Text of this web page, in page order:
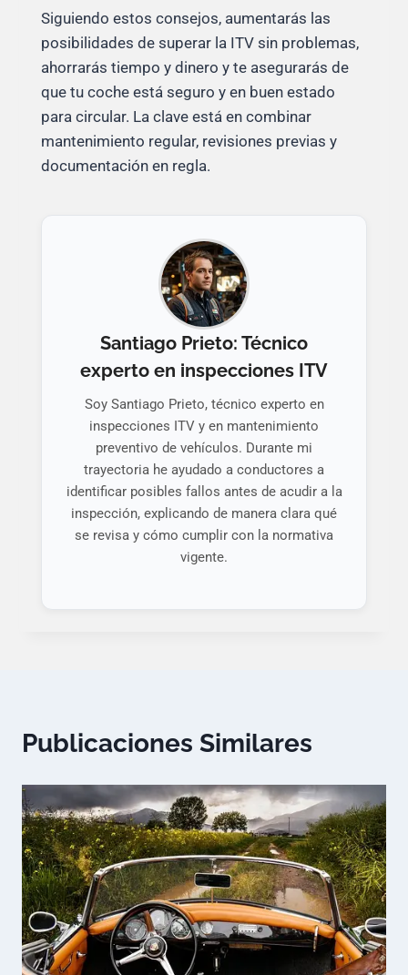
Siguiendo estos consejos, aumentarás las
posibilidades de superar la ITV sin problemas,
ahorrarás tiempo y dinero y te asegurarás de
que tu coche está seguro y en buen estado
para circular. La clave está en combinar
mantenimiento regular, revisiones previas y
documentación en regla.
Santiago Prieto: Técnico
experto en inspecciones ITV
Soy Santiago Prieto, técnico experto en
inspecciones ITV y en mantenimiento
preventivo de vehículos. Durante mi
trayectoria he ayudado a conductores a
identificar posibles fallos antes de acudir a la
inspección, explicando de manera clara qué
se revisa y cómo cumplir con la normativa
vigente.
Publicaciones Similares